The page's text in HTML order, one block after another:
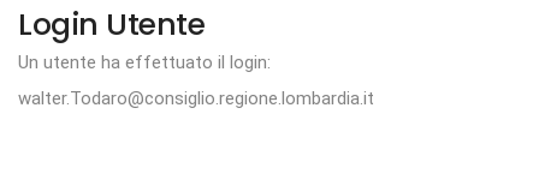
Login Utente
Un utente ha effettuato il login:
walter.Todaro@consiglio.regione.lombardia.it